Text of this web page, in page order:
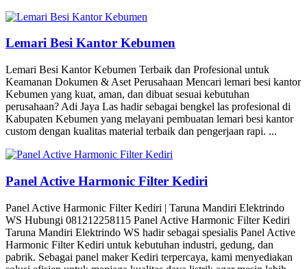
Lemari Besi Kantor Kebumen
Lemari Besi Kantor Kebumen Terbaik dan Profesional untuk
Keamanan Dokumen & Aset Perusahaan Mencari lemari besi kantor
Kebumen yang kuat, aman, dan dibuat sesuai kebutuhan
perusahaan? Adi Jaya Las hadir sebagai bengkel las profesional di
Kabupaten Kebumen yang melayani pembuatan lemari besi kantor
custom dengan kualitas material terbaik dan pengerjaan rapi. ...
Panel Active Harmonic Filter Kediri
Panel Active Harmonic Filter Kediri | Taruna Mandiri Elektrindo
WS Hubungi 081212258115 Panel Active Harmonic Filter Kediri
Taruna Mandiri Elektrindo WS hadir sebagai spesialis Panel Active
Harmonic Filter Kediri untuk kebutuhan industri, gedung, dan
pabrik. Sebagai panel maker Kediri terpercaya, kami menyediakan